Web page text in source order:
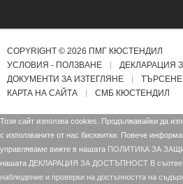
COPYRIGHT © 2026 ПМГ КЮСТЕНДИЛ
УСЛОВИЯ - ПОЛЗВАНЕ
ДЕКЛАРАЦИЯ
ДОКУМЕНТИ ЗА ИЗТЕГЛЯНЕ
КАРТА НА САЙТА
СМБ КЮСТЕНДИЛ
Този сайт използва cookies. Продължавайки да
с използваните от нас бисквитки. Повече
управляваме вижте в нашата ПОЛИТИКА ЗА
нашата ДЕКЛАРАЦИЯ ЗА ДОСТЪПНОСТ В
наблюдение и проверки на достъпността на